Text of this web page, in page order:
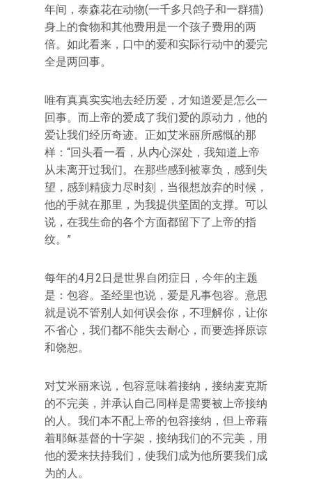
年间，泰森花在动物(一千多只鸽子和一群猫)
身上的食物和其他费用是一个孩子费用的两
倍。如此看来，口中的爱和实际行动中的爱完
全是两回事。
唯有真真实实地去经历爱，才知道爱是怎么一
回事。而上帝的爱成了我们爱的原动力，他的
爱让我们经历奇迹。正如艾米丽所感慨的那
样：“回头看一看，从内心深处，我知道上帝
从未离开过我们。在那些感到被辜负，感到失
望，感到精疲力尽时刻，当很想放弃的时候，
他的手就在那里，为我提供坚固的支撑。可以
说，在我生命的各个方面都留下了上帝的指
纹。”
每年的4月2日是世界自闭症日，今年的主题
是：包容。圣经里也说，爱是凡事包容。意思
就是说不管别人如何误会你，不理解你，让你
不省心，我们都不能失去耐心，而要选择原谅
和饶恕。
对艾米丽来说，包容意味着接纳，接纳麦克斯
的不完美，并承认自己同样是需要被上帝接纳
的人。我们本不配上帝的包容接纳，但上帝藉
着耶稣基督的十字架，接纳我们的不完美，用
他的爱来扶持我们，使我们成为他所要我们成
为的人。